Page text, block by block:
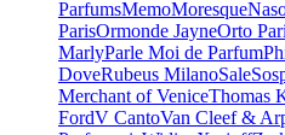
ParfumsMemoMoresque
ParisOrmonde JayneOrto
MarlyParle Moi de Parfum
DoveRubeus MilanoSale
Merchant of VeniceThomas
FordV CantoVan Cleef &